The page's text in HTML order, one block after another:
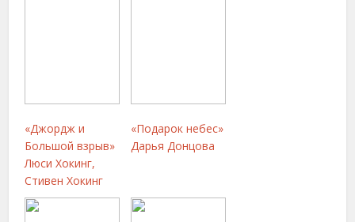
«Джордж и
Большой взрыв»
Люси Хокинг,
Стивен Хокинг
«Подарок небес»
Дарья Донцова